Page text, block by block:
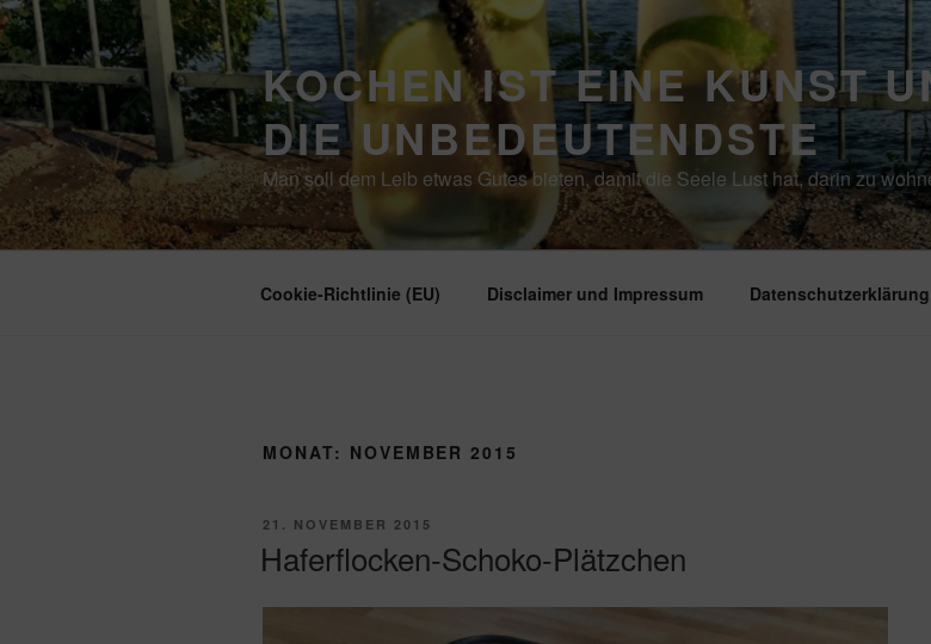
Zum
Inhalt
springen
KOCHEN IST EINE KUNST
DIE UNBEDEUTENDSTE
Man soll dem Leib etwas Gutes bieten, damit die Seele Lust hat, darin zu
Cookie-Richtlinie (EU) Disclaimer und Impressum Datenschutzerklärung
MONAT: NOVEMBER 2015
VERÖFFENTLICHT
21. NOVEMBER 2015
Haferflocken-Schoko-Plätzchen